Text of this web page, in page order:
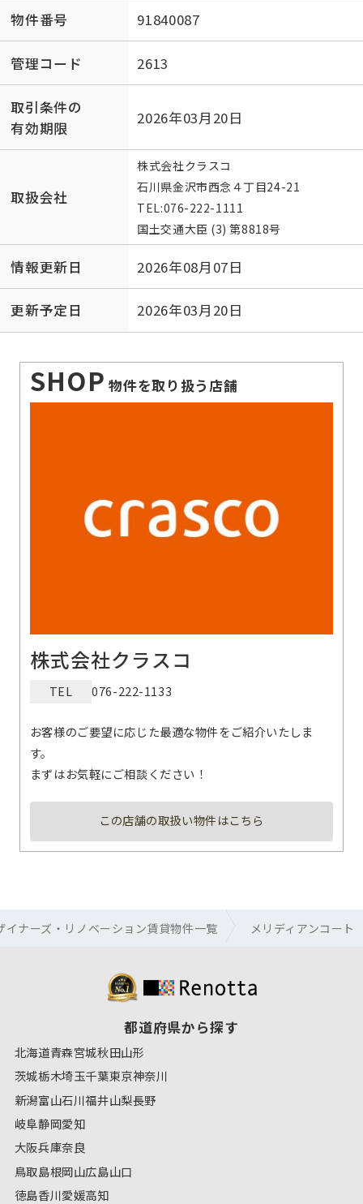
物件番号 91840087
管理コード 2613
取引条件の
有効期限
2026年03月20日
取扱会社
株式会社クラスコ
石川県金沢市西念４丁目24-21
TEL:076-222-1111
国土交通大臣 (3) 第8818号
情報更新日 2026年08月07日
更新予定日 2026年03月20日
SHOP 物件を取り扱う店舗
株式会社クラスコ
TEL 076-222-1133
お客様のご要望に応じた最適な物件をご紹介いたしま
す。
まずはお気軽にご相談ください！
この店舗の取扱い物件はこちら
イナーズ・リノベーション賃貸物件一覧 メリディアンコート
都道府県から探す
北海道青森宮城秋田山形
茨城栃木埼玉千葉東京神奈川
新潟富山石川福井山梨長野
岐阜静岡愛知
大阪兵庫奈良
鳥取島根岡山広島山口
徳島香川愛媛高知